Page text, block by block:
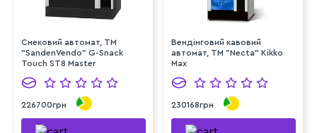
Снековий автомат, TM
"SandenVendo" G-Snack
Touch ST8 Master
226700грн
Вендінговий кавовий
автомат, ТМ "Necta" Kikko
Max
230168грн